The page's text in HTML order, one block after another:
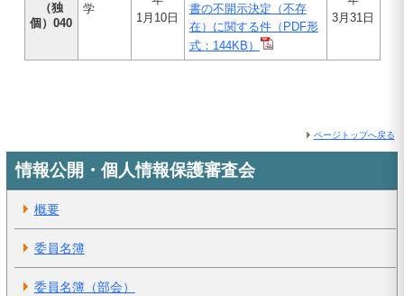
（独
個）040
学
1月10日
書の不開示決定（不存
在）に関する件（PDF形
式：144KB）
3月31日
ページトップへ戻る
情報公開・個人情報保護審査会
概要
委員名簿
委員名簿（部会）